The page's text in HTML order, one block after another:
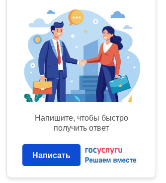
Напишите, чтобы быстро
получить ответ
Написать